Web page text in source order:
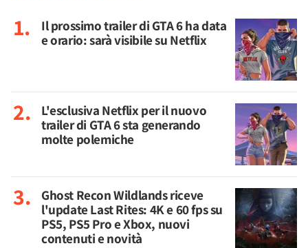
Il prossimo trailer di GTA 6 ha data
e orario: sarà visibile su Netflix
L'esclusiva Netflix per il nuovo
trailer di GTA 6 sta generando
molte polemiche
Ghost Recon Wildlands riceve
l'update Last Rites: 4K e 60 fps su
PS5, PS5 Pro e Xbox, nuovi
contenuti e novità